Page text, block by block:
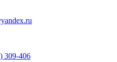
309-406